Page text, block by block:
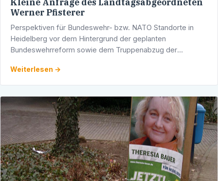
Werner Pfisterer
Perspektiven für Bundeswehr- bzw. NATO Standorte in
Heidelberg vor dem Hintergrund der geplanten
Bundeswehrreform sowie dem Truppenabzug der
Kurzem hatte sich der …
Weiterlesen →